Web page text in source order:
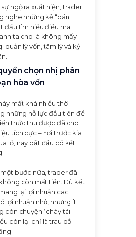
ngộ ra xuất hiện, trader
nghe những kẻ “bán
đầu tìm hiểu điều mà
ta cho là không mấy
quản lý vốn, tâm lý và kỷ
chọn nhị phân
hòa vốn
mất khá nhiều thời
những nỗ lực đầu tiên để
thức thu được đã cho
tích cực – nơi trước kia
lỗ, nay bắt đầu có kết
bước nữa, trader đã
còn mất tiền. Dù kết
lại lợi nhuận cao
lợi nhuận nhỏ, nhưng ít
còn chuyện “cháy tài
còn lại chỉ là trau dồi